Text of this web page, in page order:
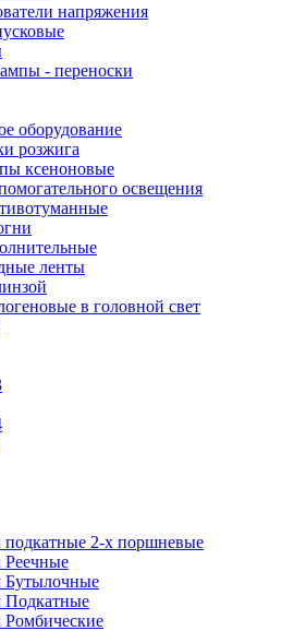
напряжения
- переноски
оборудование
розжига
ксеноновые
освещения
ленты
в головной свет
2-х поршневые
Бутылочные
Подкатные